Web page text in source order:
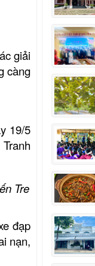
giải
càng
19/5
Tre
đạp
nạn,